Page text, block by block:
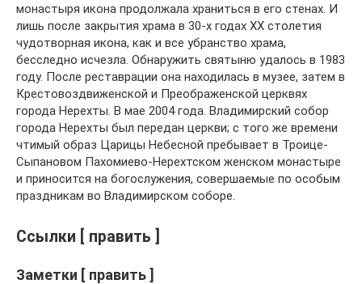
монастыря икона продолжала храниться в его стенах. И
лишь после закрытия храма в 30-х годах XX столетия
чудотворная икона, как и все убранство храма,
бесследно исчезла. Обнаружить святыню удалось в 1983
году. После реставрации она находилась в музее, затем в
Крестовоздвиженской и Преображенской церквях
города Нерехты. В мае 2004 года. Владимирский собор
города Нерехты был передан церкви; с того же времени
чтимый образ Царицы Небесной пребывает в Троице-
Сыпановом Пахомиево-Нерехтском женском монастыре
и приносится на богослужения, совершаемые по особым
праздникам во Владимирском соборе.
Ссылки [ править ]
Заметки [ править ]